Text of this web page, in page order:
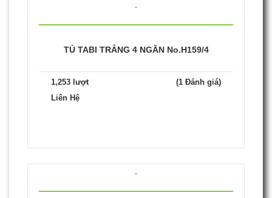
TỦ TABI TRẮNG 4 NGĂN No.H159/4
1,253 lượt
(1 Đánh giá)
Liên Hệ